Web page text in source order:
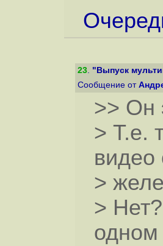
23. "Выпуск
Сообщение от
>> Он
> Т.е.
видео
>
>